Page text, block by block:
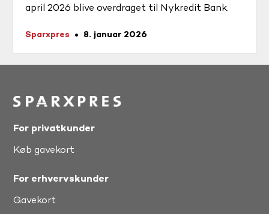
april 2026 blive overdraget til Nykredit Bank.
Sparxpres 8. januar 2026
For privatkunder
Køb gavekort
For erhvervskunder
Gavekort